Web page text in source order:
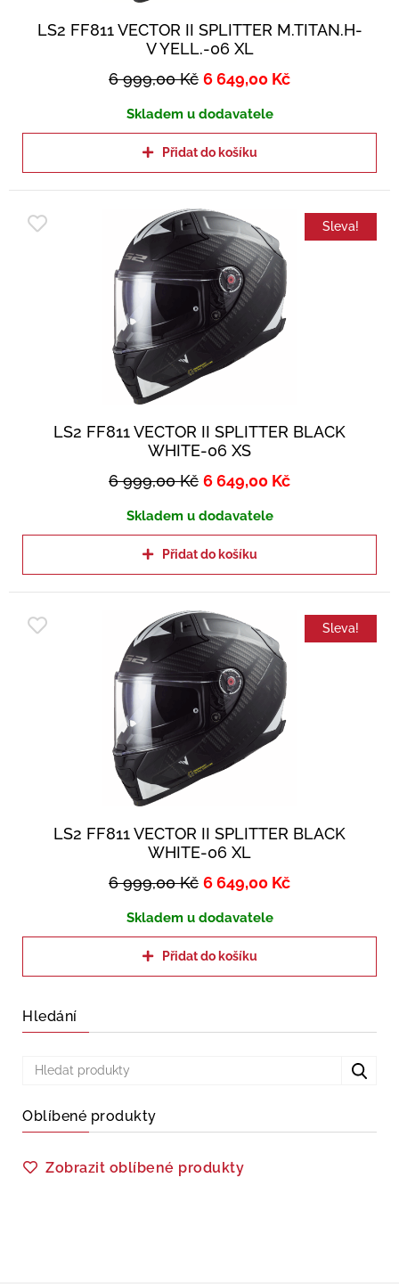
LS2 FF811 VECTOR II SPLITTER M.TITAN.H-
V YELL.-06 XL
6 999,00Kč 6 649,00 Kč
Skladem u dodavatele
Přidat do košíku
Sleva!
LS2 FF811 VECTOR II SPLITTER BLACK
WHITE-06 XS
6 999,00Kč 6 649,00 Kč
Skladem u dodavatele
Přidat do košíku
Sleva!
LS2 FF811 VECTOR II SPLITTER BLACK
WHITE-06 XL
6 999,00Kč 6 649,00 Kč
Skladem u dodavatele
Přidat do košíku
Hledání
Oblíbené produkty
Zobrazit oblíbené produkty